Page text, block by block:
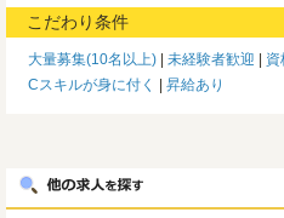
こだわり条件
大量募集(10名以上) 未経験者歓迎 資
Cスキルが身に付く
昇給あり